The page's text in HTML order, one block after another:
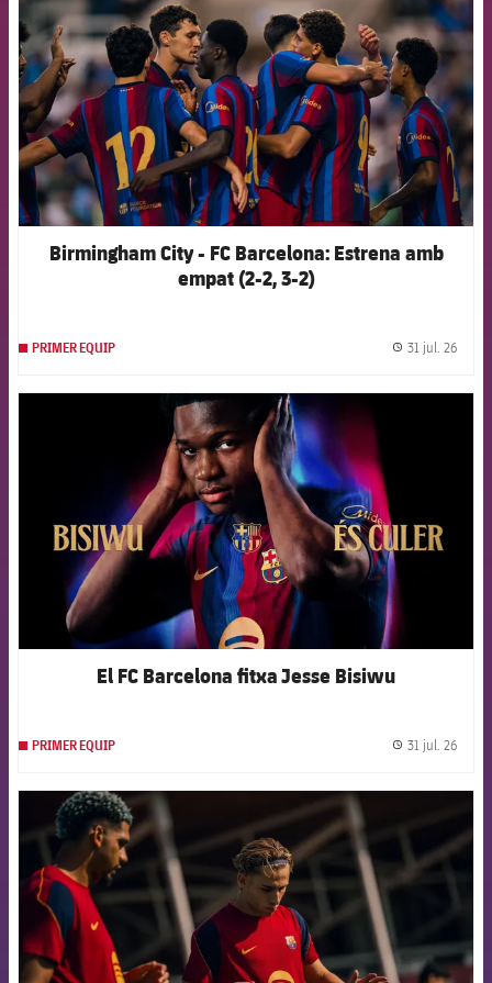
Birmingham City - FC Barcelona: Estrena amb
empat (2-2, 3-2)
PRIMER EQUIP 31 jul. 26
FCB Barcelona badge
El FC Barcelona fitxa Jesse Bisiwu
PRIMER EQUIP 31 jul. 26
FCB Barcelona badge